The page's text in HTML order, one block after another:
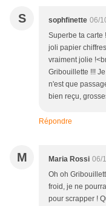
S sophfinette 06/
Superbe ta carte
joli papier
vraiment jolie
Gribouillette !!!
n'est que
bien reçu,
Répondre
M Maria Rossi 06/
Oh oh
froid, je ne
pour scrapper !